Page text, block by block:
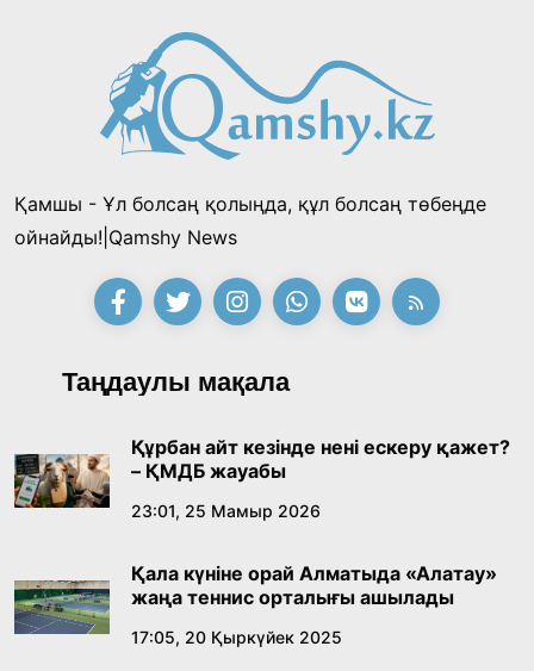
Қамшы - Ұл болсаң қолыңда, құл болсаң төбеңде
ойнайды!|Qamshy News
Таңдаулы мақала
Құрбан айт кезінде нені ескеру қажет?
– ҚМДБ жауабы
23:01, 25 Мамыр 2026
Қала күніне орай Алматыда «Алатау»
жаңа теннис орталығы ашылады
17:05, 20 Қыркүйек 2025